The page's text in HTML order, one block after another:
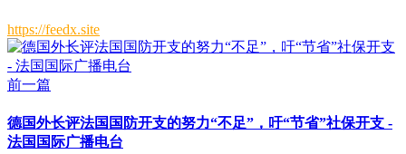
https://feedx.site
前一篇
德国外长评法国国防开支的努力“不足”，吁“节省”社保开支 -
法国国际广播电台